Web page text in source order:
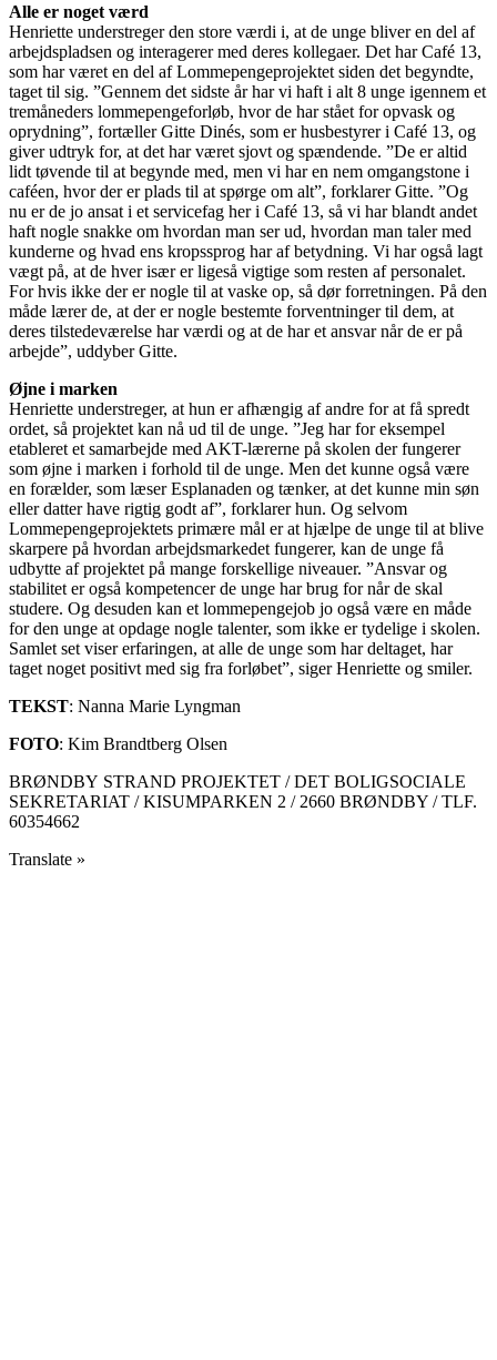
Alle er noget værd
Henriette understreger den store værdi i, at de unge bliver en del af
arbejdspladsen og interagerer med deres kollegaer. Det har Café 13,
som har været en del af Lommepengeprojektet siden det begyndte,
taget til sig. ”Gennem det sidste år har vi haft i alt 8 unge igennem et
tremåneders lommepengeforløb, hvor de har stået for opvask og
oprydning”, fortæller Gitte Dinés, som er husbestyrer i Café 13, og
giver udtryk for, at det har været sjovt og spændende. ”De er altid
lidt tøvende til at begynde med, men vi har en nem omgangstone i
caféen, hvor der er plads til at spørge om alt”, forklarer Gitte. ”Og
nu er de jo ansat i et servicefag her i Café 13, så vi har blandt andet
haft nogle snakke om hvordan man ser ud, hvordan man taler med
kunderne og hvad ens kropssprog har af betydning. Vi har også lagt
vægt på, at de hver især er ligeså vigtige som resten af personalet.
For hvis ikke der er nogle til at vaske op, så dør forretningen. På den
måde lærer de, at der er nogle bestemte forventninger til dem, at
deres tilstedeværelse har værdi og at de har et ansvar når de er på
arbejde”, uddyber Gitte.
Øjne i marken
Henriette understreger, at hun er afhængig af andre for at få spredt
ordet, så projektet kan nå ud til de unge. ”Jeg har for eksempel
etableret et samarbejde med AKT-lærerne på skolen der fungerer
som øjne i marken i forhold til de unge. Men det kunne også være
en forælder, som læser Esplanaden og tænker, at det kunne min søn
eller datter have rigtig godt af”, forklarer hun. Og selvom
Lommepengeprojektets primære mål er at hjælpe de unge til at blive
skarpere på hvordan arbejdsmarkedet fungerer, kan de unge få
udbytte af projektet på mange forskellige niveauer. ”Ansvar og
stabilitet er også kompetencer de unge har brug for når de skal
studere. Og desuden kan et lommepengejob jo også være en måde
for den unge at opdage nogle talenter, som ikke er tydelige i skolen.
Samlet set viser erfaringen, at alle de unge som har deltaget, har
taget noget positivt med sig fra forløbet”, siger Henriette og smiler.
TEKST: Nanna Marie Lyngman
FOTO: Kim Brandtberg Olsen
BRØNDBY STRAND PROJEKTET / DET BOLIGSOCIALE
SEKRETARIAT / KISUMPARKEN 2 / 2660 BRØNDBY / TLF.
60354662
Translate »